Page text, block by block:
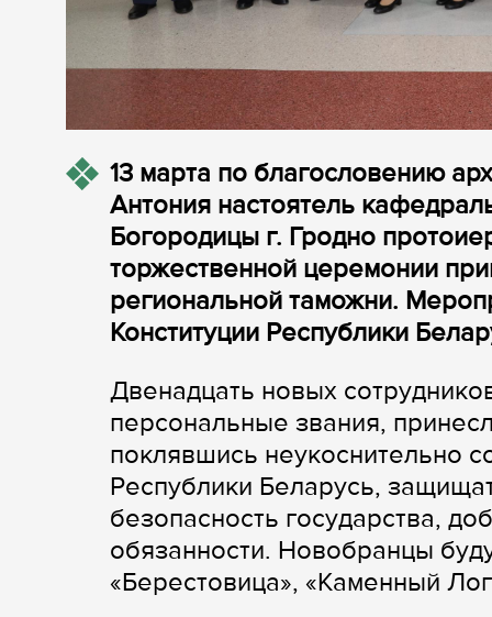
13 марта по благословению
Антония настоятель
Богородицы г. Гродно
торжественной церемонии
региональной таможни.
Конституции Республики
Двенадцать новых
персональные звания,
поклявшись неукоснительно
Республики Беларусь,
безопасность государства,
обязанности. Новобранцы
«Берестовица», «Каменный